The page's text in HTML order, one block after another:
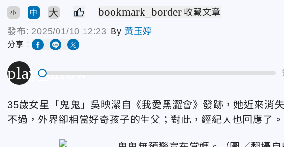
小 中 大 bookmark_border 收藏文章
發布: 2025/01/10 12:23 By 黃玉婷
分享：
play_arrow
35歲女星「鬼鬼」吳映潔自《我愛黑澀會》發跡，她近來消
不過，外界卻相當好奇孩子的生父；對此，經紀人也回應了。